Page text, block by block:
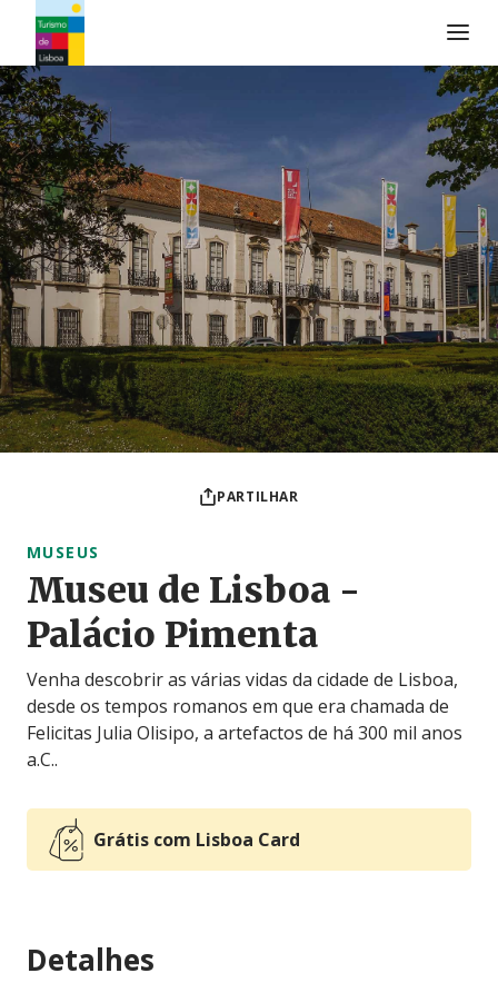
Logo do Turismo de Lisboa
PARTILHAR
MUSEUS
Museu de Lisboa -
Palácio Pimenta
Venha descobrir as várias vidas da cidade de Lisboa,
desde os tempos romanos em que era chamada de
Felicitas Julia Olisipo, a artefactos de há 300 mil anos
a.C..
Grátis com Lisboa Card
Detalhes